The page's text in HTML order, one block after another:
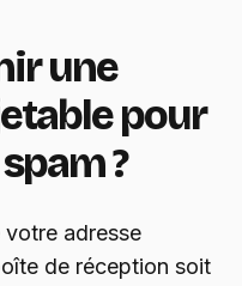
une
pour
?
votre adresse
de réception soit